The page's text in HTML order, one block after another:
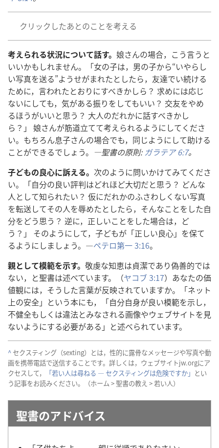
クリック​し​た​あと​の​こと​を​考える
考え​られる​状況​に​つい​て​話す。 娘​さん​の​場合，こう​言う​と​
いい​か​も​しれ​ませ​ん。「女​の​子​は，男​の​子​から“いや​らし
い​写真​を​送る”よう​せがま​れ​た​と​し​たら，友達​で​い​続ける​
ため​に，言わ​れ​た​とおり​に​す​べき​か​しら？ 求め​に​は​応じ​
ない​に​し​て​も，気​が​ある​振り​を​し​て​も​いい？ 交友​を​やめ
る​ほう​が​いい​と​思う？ 大人​の​だれ​か​に​話す​べき​かし
ら？」 娘​さん​が​筋道​立て​て​考え​られる​よう​に​し​て​くださ
い。もちろん​息子​さん​の​場合​で​も，同じ​よう​に​し​て​助ける​
こと​が​できる​でしょ​う。 ―聖書​の​原則: ガラテア 6:7。
子ども​の​良心​に​訴える。 次​の​よう​に​問いかけ​て​み​て​くださ
い。「自分​の​良い​評判​は​どれ​ほど​大切​だ​と​思う？ どんな​
人​と​し​て​知ら​れ​たい？ 仮に​だれ​か​の​ふさわしく​ない​写真​
を​転送​し​て​その​人​を​辱め​た​と​し​たら，そんな​こと​を​し​た​自
分​を​どう​思う？ 逆​に，正しい​こと​を​し​た​場合​は，ど
う？」 その​よう​に​し​て，子ども​が「正しい​良心」を​保て
る​よう​に​し​ましょ​う。―ペテロ​第​一 3:16。
親​と​し​て​模範​を​示す。 敬虔​な​知恵​は​貞潔​で​あり​偽善​的​で​は​
ない，と​聖書​は​述べ​て​い​ます。（ヤコブ 3:17）あなた​の​価
値​観​に​は，そう​し​た​言葉​が​反映​さ​れ​て​い​ます​か。「ネット​
上​の​安全」と​いう​本​に​も，「自分​自身​が​良い​模範​を​示し，
不​健全​もしくは​違法​と​みなさ​れる​画像​や​ウェブサイト​を​見​
ない​よう​に​する​必要​が​ある」と​述べ​られ​て​い​ます。
^ セクスティング（sexting）と​は，性的​に​露骨​な​メッセージ​や​写真​や​動
画​を​携帯​電話​で​送信​する​こと​です。詳しく​は，ウェブサイト​jw.org​に​ア
クセス​し​て，
「若い​人​は​尋ねる ― セクスティング​は​危険​です​か」 と​い
う​記事​を​お読み​ください。（ホーム > 聖書​の​教え > 若い​人）
聖書​の​アドバイス